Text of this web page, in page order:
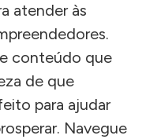
atender às
conteúdo que
de que
para ajudar
Navegue